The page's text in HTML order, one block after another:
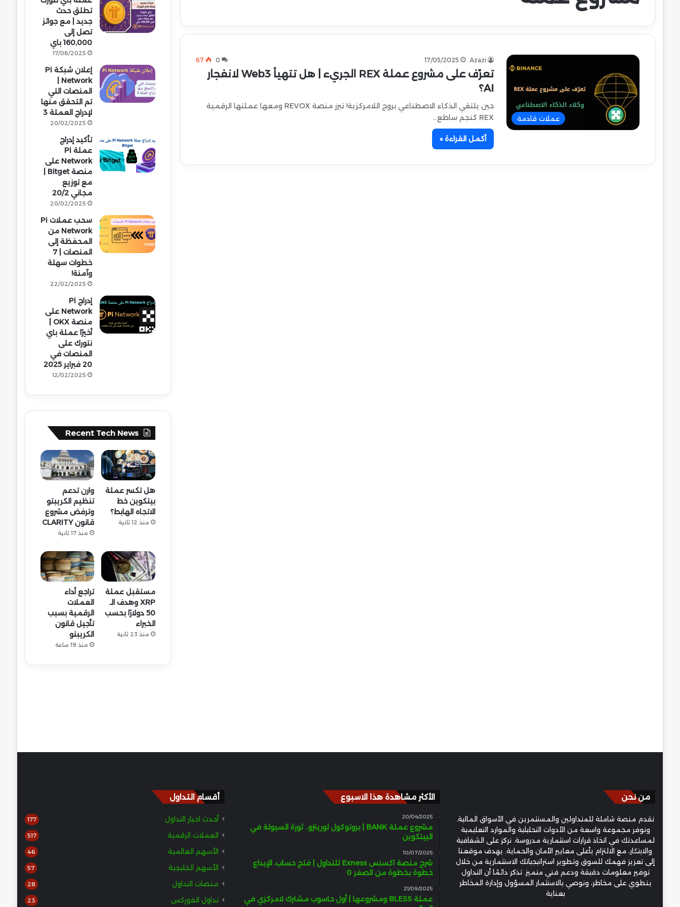
عملات قادمة
Azazi
17/05/2025
0
67
تعرّف على مشروع عملة REX الجريء | هل تتهيأ Web3 لانفجار
AI؟
حين يلتقي الذكاء الاصطناعي بروح اللامركزية! تبرز منصة REVOX ومعها عملتها الرقمية
REX كنجم ساطع…
أكمل القراءة »
تطلق حدث
جديد | مع جوائز
تصل إلى
160,000 باي
17/08/2025
إعلان شبكة Pi
المنصات التي
تم التحقق منها
لإدراج العملة 3
20/02/2025
تأكيد إدراج
عملة Pi
Network على
مع توزيع
مجاني 20/2
20/02/2025
سحب عملات Pi
Network من
المحفظة إلى
المنصات | 7
خطوات سهلة
وآمنة!
22/02/2025
إدراج Pi
Network على
أخيرًا عملة باي
نتورك على
المنصات في
20 فبراير 2025
12/02/2025
Recent Tech News
هل تكسر عملة
بيتكوين خط
الاتجاه الهابط؟
منذ 12 ثانية
وارن تدعم
تنظيم الكريبتو
وترفض مشروع
قانون CLARITY
منذ 17 ثانية
مستقبل عملة
XRP وهدف الـ
50 دولارًا بحسب
الخبراء
منذ 23 ثانية
تراجع أداء
العملات
الرقمية بسبب
تأجيل قانون
الكريبتو
منذ 19 ساعة
من نحن
نقدم منصة شاملة للمتداولين والمستثمرين في الأسواق المالية.
ونوفر مجموعة واسعة من الأدوات التحليلية والموارد التعليمية
لمساعدتك في اتخاذ قرارات استثمارية مدروسة. نركز على الشفافية
والابتكار، مع الالتزام بأعلى معايير الأمان والحماية. يهدف موقعنا
إلى تعزيز فهمك للسوق وتطوير استراتيجياتك الاستثمارية من خلال
توفير معلومات دقيقة ودعم فني متميز. تذكر دائمًا أن التداول
ينطوي على مخاطر، ونوصي بالاستثمار المسؤول وإدارة المخاطر
بعناية
الأكثر مشاهدة هذا الاسبوع
20/04/2025
مشروع عملة BANK | بروتوكول لورينزو.. ثورة السيولة في
البيتكوين
10/07/2025
شرح منصة اكسنس Exness للتداول | فتح حساب، الإيداع
خطوة بخطوة من الصفر 0
21/09/2025
عملة BLESS ومشروعها | أول حاسوب مشترك لامركزي في
أقسام التداول
أحدث اخبار التداول 177
العملات الرقمية 517
الأسهم العالمية 46
الأسهم الخليجية 57
منصات التداول 28
تداول الفوركس 23